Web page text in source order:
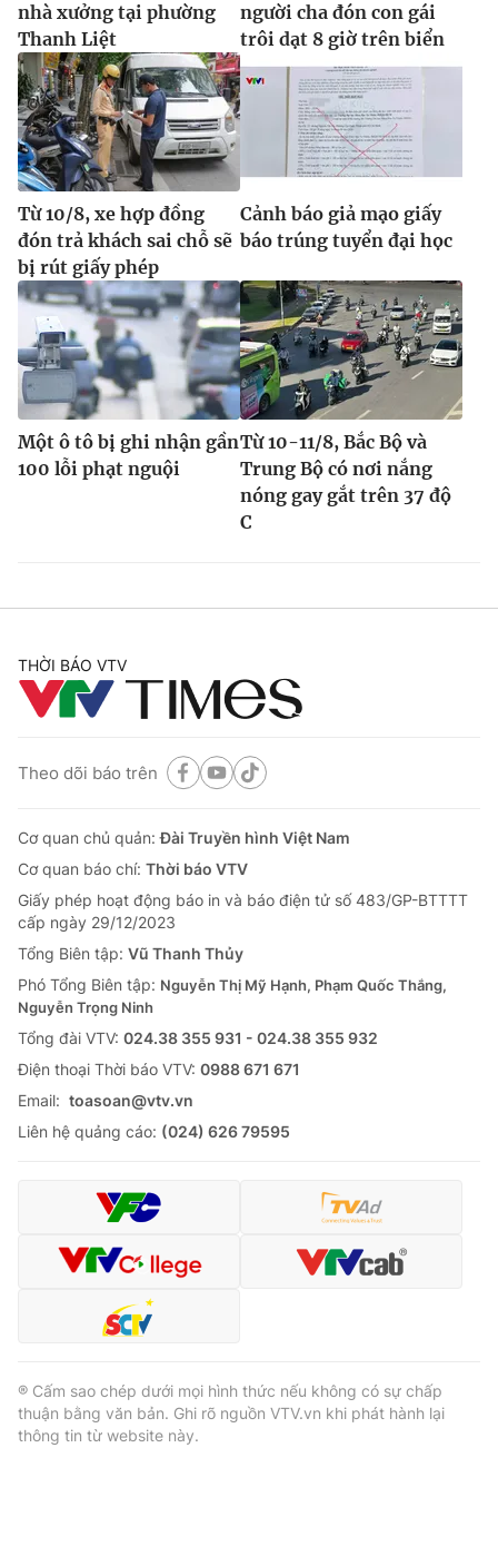
nhà xưởng tại phường
Thanh Liệt
người cha đón con gái
trôi dạt 8 giờ trên biển
Từ 10/8, xe hợp đồng
đón trả khách sai chỗ sẽ
bị rút giấy phép
Cảnh báo giả mạo giấy
báo trúng tuyển đại học
Một ô tô bị ghi nhận gần
100 lỗi phạt nguội
Từ 10-11/8, Bắc Bộ và
Trung Bộ có nơi nắng
nóng gay gắt trên 37 độ
C
THỜI BÁO VTV
Theo dõi báo trên
Cơ quan chủ quản:Đài Truyền hình Việt Nam
Cơ quan báo chí: Thời báo VTV
Giấy phép hoạt động báo in và báo điện tử số 483/GP-BTTTT
cấp ngày 29/12/2023
Tổng Biên tập: Vũ Thanh Thủy
Phó Tổng Biên tập: Nguyễn Thị Mỹ Hạnh, Phạm Quốc Thắng,
Nguyễn Trọng Ninh
Tổng đài VTV: 024.38 355 931 - 024.38 355 932
Ðiện thoại Thời báo VTV: 0988 671 671
Email: toasoan@vtv.vn
Liên hệ quảng cáo: (024) 626 79595
® Cấm sao chép dưới mọi hình thức nếu không có sự chấp
thuận bằng văn bản. Ghi rõ nguồn VTV.vn khi phát hành lại
thông tin từ website này.